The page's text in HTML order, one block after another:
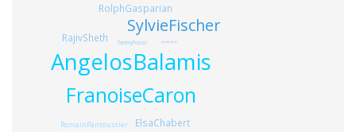
AngelosBalamis
FranoiseCaron
SylvieFischer
RajivSheth
RolphGasparian
ElsaChabert
RomainPantoustier
TammyFrazer JenniferBov